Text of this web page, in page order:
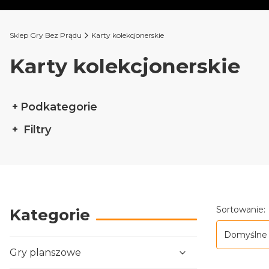
Sklep Gry Bez Prądu Karty kolekcjonerskie
Karty kolekcjonerskie
Podkategorie
Filtry
Kategorie
Gry planszowe
Lista
Sortowanie:
Domyślne